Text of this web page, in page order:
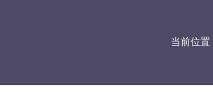
当前位置